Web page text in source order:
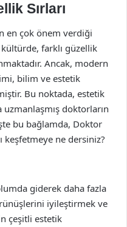
Sırları
en çok önem verdiği
farklı güzellik
Ancak, modern
bilim ve estetik
Bu noktada, estetik
doktorların
bu bağlamda, Doktor
keşfetmeye ne dersiniz?
giderek daha fazla
iyileştirmek ve
çeşitli estetik